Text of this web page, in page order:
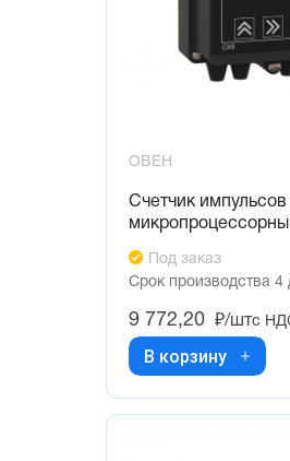
ОВЕН
Счетчик импульсов
Под заказ
Срок производства 4
9 772,20 ₽/штс
В корзину